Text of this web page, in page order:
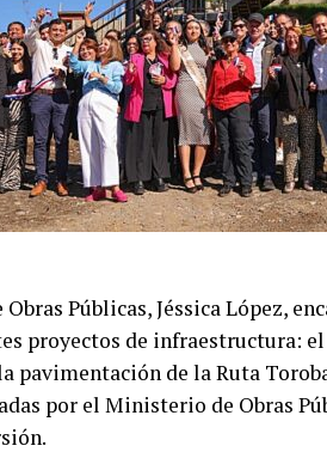
Públicas, Jéssica López,
proyectos de infraestructura:
pavimentación de la Ruta
por el Ministerio de Obras